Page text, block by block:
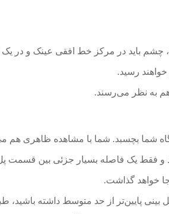
باید در مرکز خط افقی عینک و در یک
رسید.
به نظر می‌رسند.
شما بچسبد. شما با مشاهده ظاهری هم
یک فاصله بسیار جزئی بین قسمت پل
خواهد گذاشت.
پل بینی پایین‌تر از حد متوسط داشته